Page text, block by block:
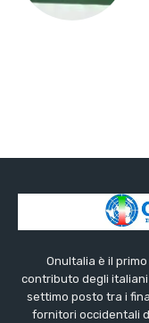
OnuItalia è il
contributo degli italiani
settimo posto tra i
fornitori occidentali